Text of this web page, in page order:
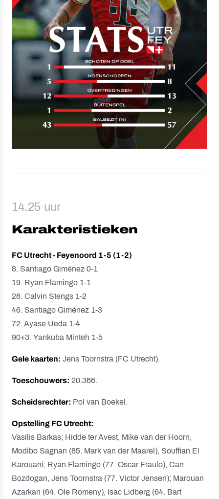
Karakteristieken
14.25 uur
FC Utrecht - Feyenoord 1-5 (1-2)
8. Santiago Giménez 0-1
19. Ryan Flamingo 1-1
28. Calvin Stengs 1-2
46. Santiago Giménez 1-3
72. Ayase Ueda 1-4
90+3. Yankuba Minteh 1-5
Gele kaarten: Jens Toornstra (FC Utrecht).
Toeschouwers: 20.366.
Scheidsrechter: Pol van Boekel.
Opstelling FC Utrecht:
Vasilis Barkas; Hidde ter Avest, Mike van der Hoorn,
Modibo Sagnan (85. Mark van der Maarel), Souffian El
Karouani; Ryan Flamingo (77. Oscar Fraulo), Can
Bozdogan, Jens Toornstra (77. Victor Jensen); Marouan
Azarkan (64. Ole Romeny), Isac Lidberg (64. Bart